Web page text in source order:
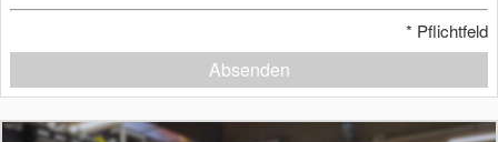
* Pflichtfeld
Absenden